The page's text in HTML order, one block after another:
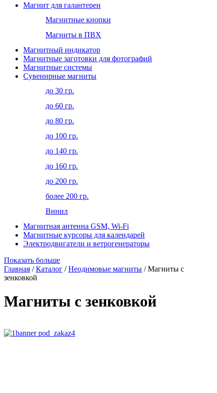
Магнит для галантереи
Магнитные кнопки
Магниты в ПВХ
Магнитный индикатор
Магнитные заготовки для фотографий
Магнитные системы
Сувенирные магниты
до 30 гр.
до 60 гр.
до 80 гр.
до 100 гр.
до 140 гр.
до 160 гр.
до 200 гр.
более 200 гр.
Винил
Магнитная антенна GSM, Wi-Fi
Магнитные курсоры для календарей
Электродвигатели и ветрогенераторы
Показать больше
Главная /Каталог /Неодимовые магниты / Магниты с
зенковкой
Магниты с зенковкой